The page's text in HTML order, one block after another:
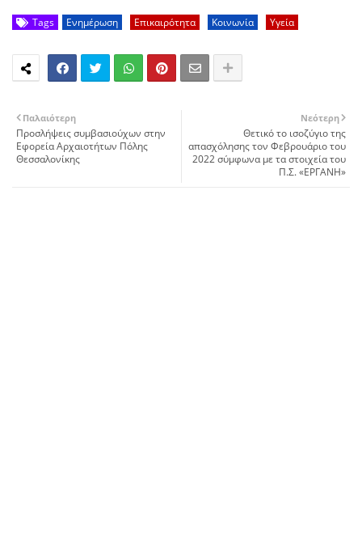
Tags Ενημέρωση Επικαιρότητα Κοινωνία Υγεία
Νεότερη
Θετικό το ισοζύγιο της
απασχόλησης τον Φεβρουάριο του
2022 σύμφωνα με τα στοιχεία του
Π.Σ. «ΕΡΓΑΝΗ»
Παλαιότερη
Προσλήψεις συμβασιούχων στην
Εφορεία Αρχαιοτήτων Πόλης
Θεσσαλονίκης